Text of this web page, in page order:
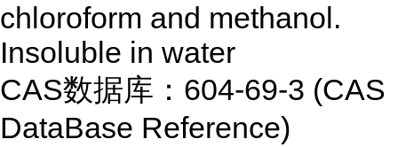
chloroform and methanol.
Insoluble in water
CAS数据库：604-69-3 (CAS
DataBase Reference)